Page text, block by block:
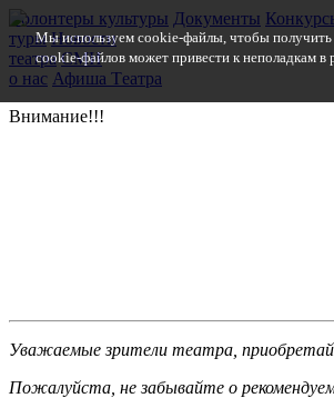
Волонтеры культуры Документы
туры Новости
театра СМИ
о нас Афиша Театра
Внимание!!!
Уважаемые зрители театра,
Пожалуйста, не забы­вайте о
Мы используем cookie-файлы, чтобы получить
cookie-файлов может привести к неполадкам в